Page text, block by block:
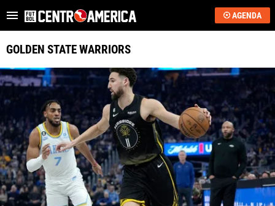
AGENDA
ÚLTIMAS NOTICIAS
SAPRISSA
ALAJUELENSE
KEYLOR NAVAS
COSTA RICA
GOLDEN STATE WARRIORS